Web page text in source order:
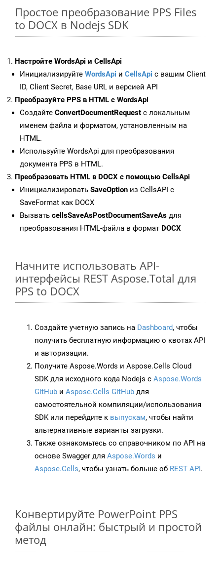
Простое преобразование PPS Files
to DOCX в Nodejs SDK
Настройте WordsApi и CellsApi
Инициализируйте WordsApi и CellsApi с вашим Client
ID, Client Secret, Base URL и версией API
Преобразуйте PPS в HTML с WordsApi
Создайте ConvertDocumentRequest с локальным
именем файла и форматом, установленным на
HTML.
Используйте WordsApi для преобразования
документа PPS в HTML.
Преобразовать HTML в DOCX с помощью CellsApi
Инициализировать SaveOption из CellsAPI с
SaveFormat как DOCX
Вызвать cellsSaveAsPostDocumentSaveAs для
преобразования HTML-файла в формат DOCX
Начните использовать API-
интерфейсы REST Aspose.Total для
PPS to DOCX
Создайте учетную запись на Dashboard, чтобы
получить бесплатную информацию о квотах API
и авторизации.
Получите Aspose.Words и Aspose.Cells Cloud
SDK для исходного кода Nodejs с Aspose.Words
GitHub и Aspose.Cells GitHub для
самостоятельной компиляции/использования
SDK или перейдите к выпускам, чтобы найти
альтернативные варианты загрузки.
Также ознакомьтесь со справочником по API на
основе Swagger для Aspose.Words и
Aspose.Cells, чтобы узнать больше об REST API.
Конвертируйте PowerPoint PPS
файлы онлайн: быстрый и простой
метод